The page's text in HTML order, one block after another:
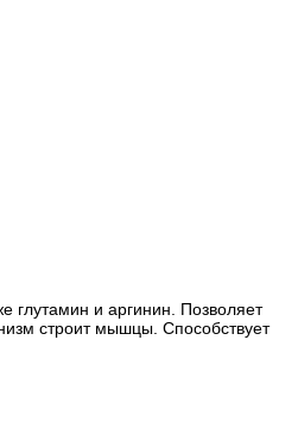
глутамин и аргинин. Позволяет
строит мышцы. Способствует